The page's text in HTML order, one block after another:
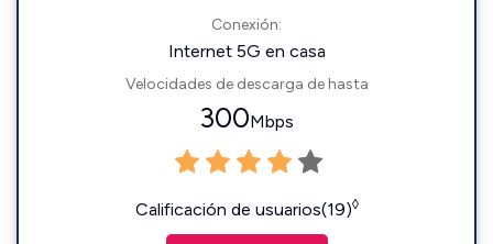
Conexión:
Internet 5G en casa
Velocidades de descarga de hasta
300Mbps
Calificación de usuarios(19)◊